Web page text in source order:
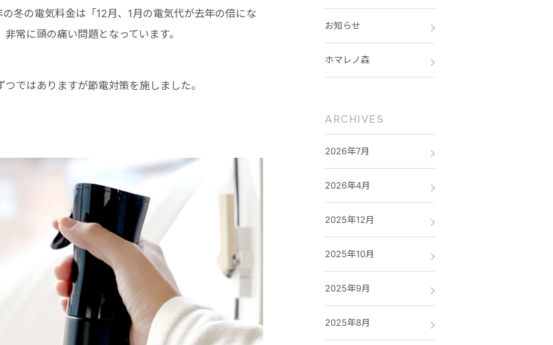
冬の電気料金は「12月、1月の電気代が去年の倍にな
常に頭の痛い問題となっています。
ではありますが節電対策を施しました。
お知らせ
ホマレノ森
ARCHIVES
2026年7月
2026年4月
2025年12月
2025年10月
2025年9月
2025年8月